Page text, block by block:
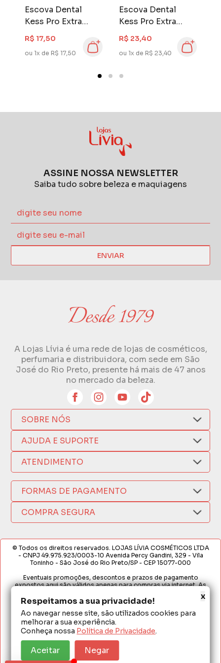
Respeitamos a sua privacidade!
Ao navegar nesse site, são utilizados cookies para
melhorar a sua experiência.
Conheça nossa Política de Privacidade.
Aceitar Negar
x
Escova Dental
Kess Pro Extra
Macia 2 unidades
R$ 17,50
ou 1x de R$ 17,50
Escova Dental
Kess Pro Extra
Macia 3 unidades
R$ 23,40
ou 1x de R$ 23,40
ASSINE NOSSA NEWSLETTER
Saiba tudo sobre beleza e maquiagens
ENVIAR
A Lojas Lívia é uma rede de lojas de cosméticos,
perfumaria e distribuidora, com sede em São
José do Rio Preto, presente há mais de 47 anos
no mercado da beleza.
SOBRE NÓS
Quem Somos
Compra Segura
Como Comprar
Nossas Lojas
Política de Privacidade
AJUDA E SUPORTE
Nosso Aplicativo
Trocas e Devoluções
Formas de Pagamento
Fretes e Entregas
Fabricantes
Termos de Compra e Venda
ATENDIMENTO
(17) 3209-9595
sacweb@lojaslivia.com.br
FORMAS DE PAGAMENTO
COMPRA SEGURA
© Todos os direitos reservados. LOJAS LÍVIA COSMÉTICOS LTDA
- CNPJ 49.975.923/0003-10 Avenida Percy Gandini, 329 - Vila
Toninho - São José do Rio Preto/SP - CEP 15077-000
Eventuais promoções, descontos e prazos de pagamento
expostos aqui são válidos apenas para compras via internet. As
Loja. É proibida a utilização total ou parcial sem nossa autorização.
Em caso de divergência de preços no site, o valor válido é o do
Carrinho de Compras. Preços e condições de pagamento
exclusivos para compras via internet. Ofertas válidas até o
término de nossos estoques para internet. Vendas sujeitas à
análise e confirmação de dados.